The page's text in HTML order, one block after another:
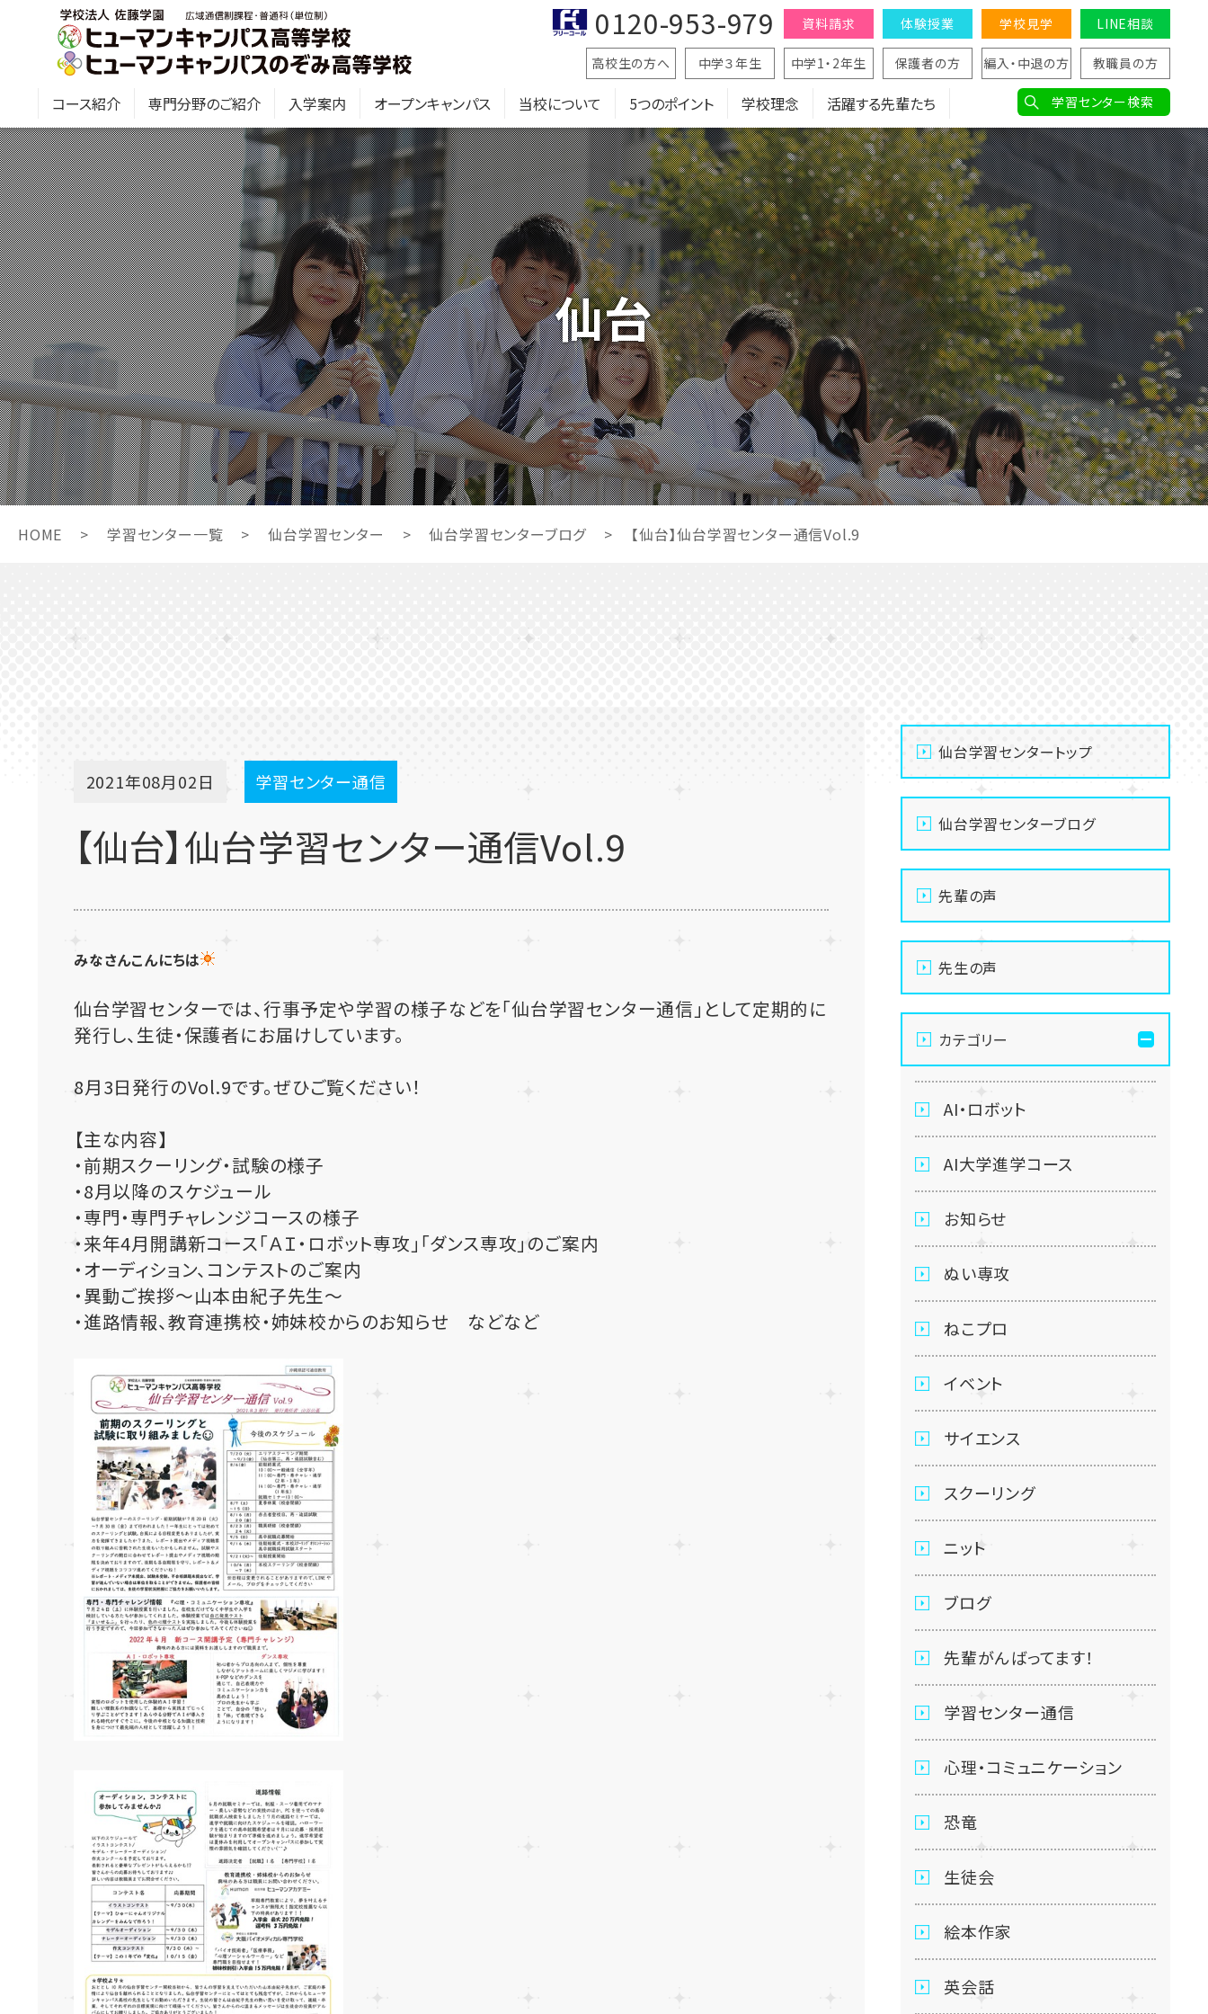
コース紹介 専門分野のご紹介 入学案内 オープンキャンパス 当校について 5つのポイント 学校理念 活躍する先輩たち
資料請求 体験授業 学校見学 LINE相談
高校生の方へ 中学３年生 中学1・2年生 保護者の方 編入・中退の方 教職員の方
学習センター検索
0120-953-979
仙台
HOME > 学習センター一覧 > 仙台学習センター > 仙台学習センターブログ > 【仙台】仙台学習センター通信Vol.9
2021年08月02日 学習センター通信
【仙台】仙台学習センター通信Vol.9
みなさんこんにちは
仙台学習センターでは、行事予定や学習の様子などを「仙台学習センター通信」として定期的に
発行し、生徒・保護者にお届けしています。
8月3日発行のVol.9です。ぜひご覧ください！
【主な内容】
・前期スクーリング・試験の様子
・8月以降のスケジュール
・専門・専門チャレンジコースの様子
・来年4月開講新コース「ＡＩ・ロボット専攻」「ダンス専攻」のご案内
・オーディション、コンテストのご案内
・異動ご挨拶～山本由紀子先生～
・進路情報、教育連携校・姉妹校からのお知らせ などなど
仙台学習センタートップ
仙台学習センターブログ
先輩の声
先生の声
カテゴリー
AI・ロボット
AI大学進学コース
お知らせ
ぬい専攻
ねこプロ
イベント
サイエンス
スクーリング
ニット
ブログ
先輩がんばってます！
学習センター通信
心理・コミュニケーション
恐竜
生徒会
絵本作家
英会話